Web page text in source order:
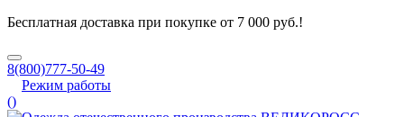
Бесплатная доставка при покупке от 7 000 руб.!
8(800)777-50-49
Режим работы
()